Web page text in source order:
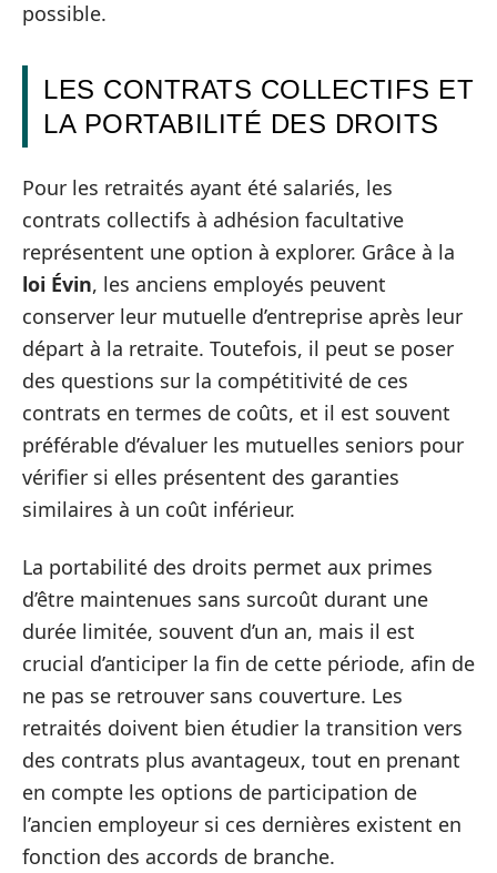
possible.
LES CONTRATS COLLECTIFS ET
LA PORTABILITÉ DES DROITS
Pour les retraités ayant été salariés, les
contrats collectifs à adhésion facultative
représentent une option à explorer. Grâce à la
loi Évin, les anciens employés peuvent
conserver leur mutuelle d’entreprise après leur
départ à la retraite. Toutefois, il peut se poser
des questions sur la compétitivité de ces
contrats en termes de coûts, et il est souvent
préférable d’évaluer les mutuelles seniors pour
vérifier si elles présentent des garanties
similaires à un coût inférieur.
La portabilité des droits permet aux primes
d’être maintenues sans surcoût durant une
durée limitée, souvent d’un an, mais il est
crucial d’anticiper la fin de cette période, afin de
ne pas se retrouver sans couverture. Les
retraités doivent bien étudier la transition vers
des contrats plus avantageux, tout en prenant
en compte les options de participation de
l’ancien employeur si ces dernières existent en
fonction des accords de branche.